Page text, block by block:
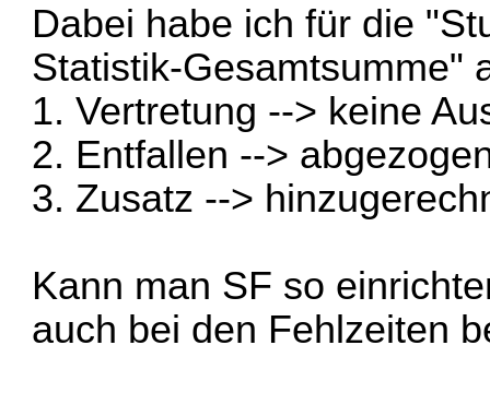
Dabei habe ich für die
Statistik-Gesamtsumme"
1. Vertretung --> keine
2. Entfallen -->
3. Zusatz -->
Kann man SF so
auch bei den Fehlzeiten